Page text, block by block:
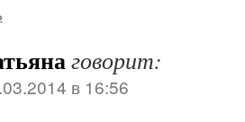
говорит:
в 16:56